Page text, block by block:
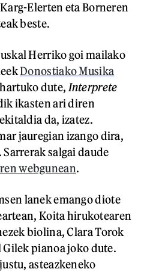
Elerten eta Borneren
beste.
Herriko goi mailako
Donostiako Musika
dute, Interprete
ikasten ari diren
da, izatez.
jauregian izango dira,
salgai daude
webgunean.
lanek emango diote
Koita hirukotearen
biolina, Clara Torok
pianoa joko dute.
asteazkeneko